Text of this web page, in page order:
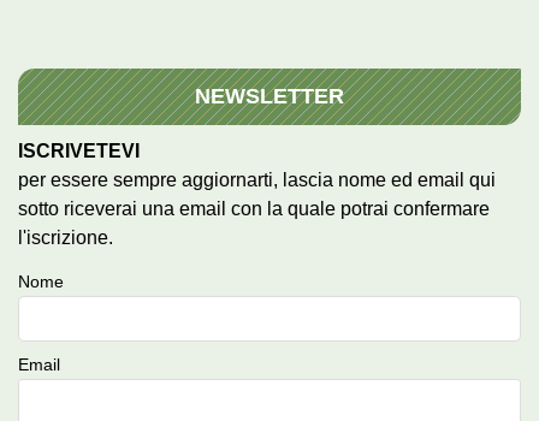
NEWSLETTER
ISCRIVETEVI
per essere sempre aggiornarti, lascia nome ed email qui
sotto riceverai una email con la quale potrai confermare
l'iscrizione.
Nome
Email